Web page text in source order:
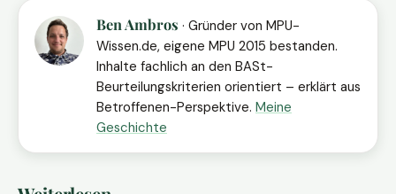
Ben Ambros · Gründer von MPU-
Wissen.de, eigene MPU 2015 bestanden.
Inhalte fachlich an den BASt-
Beurteilungskriterien orientiert – erklärt aus
Betroffenen-Perspektive. Meine
Geschichte